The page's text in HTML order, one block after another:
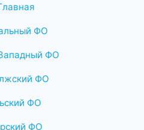
ФО
ФО
ФО
ФО
ФО